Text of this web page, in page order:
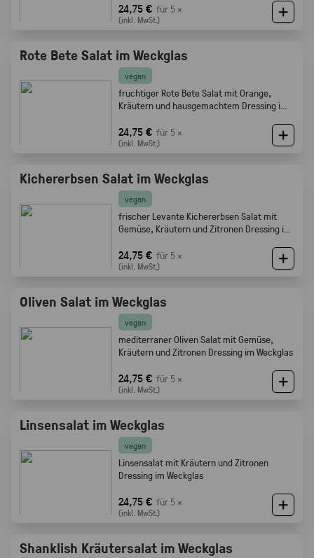
24,75 € für 5 ×
(inkl. MwSt.)
Rote Bete Salat im Weckglas
vegan
fruchtiger Rote Bete Salat mit Orange,
Kräutern und hausgemachtem Dressing im
24,75 € für 5 ×
(inkl. MwSt.)
Kichererbsen Salat im Weckglas
vegan
frischer Levante Kichererbsen Salat mit
Gemüse, Kräutern und Zitronen Dressing im
24,75 € für 5 ×
(inkl. MwSt.)
Oliven Salat im Weckglas
vegan
mediterraner Oliven Salat mit Gemüse,
Kräutern und Zitronen Dressing im Weckglas
24,75 € für 5 ×
(inkl. MwSt.)
Linsensalat im Weckglas
vegan
Linsensalat mit Kräutern und Zitronen
Dressing im Weckglas
24,75 € für 5 ×
(inkl. MwSt.)
Shanklish Kräutersalat im Weckglas